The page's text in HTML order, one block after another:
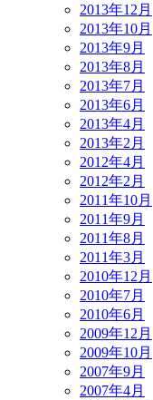
2013年12月
2013年10月
2013年9月
2013年8月
2013年7月
2013年6月
2013年4月
2013年2月
2012年4月
2012年2月
2011年10月
2011年9月
2011年8月
2011年3月
2010年12月
2010年7月
2010年6月
2009年12月
2009年10月
2007年9月
2007年4月